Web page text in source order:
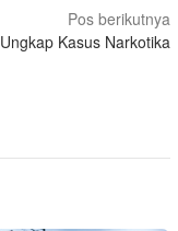
Pos berikutnya
Ungkap Kasus Narkotika